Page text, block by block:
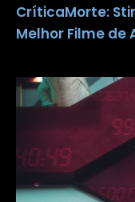
CríticaMorte:
Melhor Filme de